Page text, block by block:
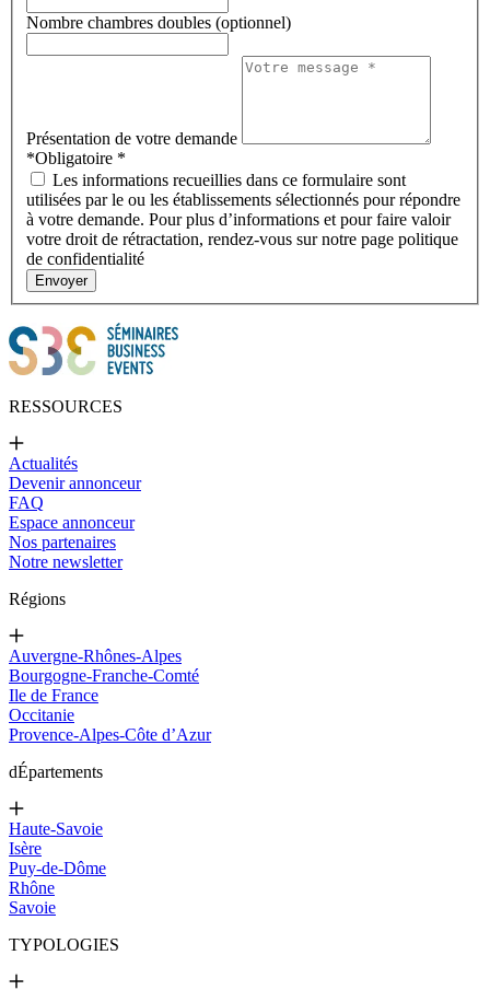
Nombre chambres doubles (optionnel)
Présentation de votre demande
*Obligatoire *
Les informations recueillies dans ce formulaire sont
utilisées par le ou les établissements sélectionnés pour répondre
à votre demande. Pour plus d’informations et pour faire valoir
votre droit de rétractation, rendez-vous sur notre page politique
de confidentialité
Envoyer
RESSOURCES
Actualités
Devenir annonceur
FAQ
Espace annonceur
Nos partenaires
Notre newsletter
Régions
Auvergne-Rhônes-Alpes
Bourgogne-Franche-Comté
Ile de France
Occitanie
Provence-Alpes-Côte d’Azur
dÉpartements
Haute-Savoie
Isère
Puy-de-Dôme
Rhône
Savoie
TYPOLOGIES